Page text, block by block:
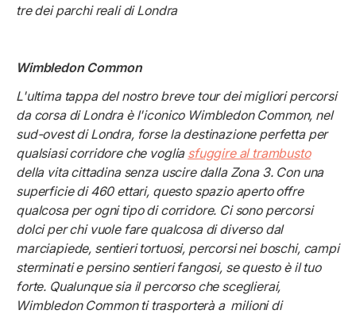
tre dei parchi reali di Londra
Wimbledon Common
L'ultima tappa del nostro breve tour dei migliori percorsi
da corsa di Londra è l'iconico Wimbledon Common, nel
sud-ovest di Londra, forse la destinazione perfetta per
qualsiasi corridore che voglia sfuggire al trambusto
della vita cittadina senza uscire dalla Zona 3. Con una
superficie di 460 ettari, questo spazio aperto offre
qualcosa per ogni tipo di corridore. Ci sono percorsi
dolci per chi vuole fare qualcosa di diverso dal
marciapiede, sentieri tortuosi, percorsi nei boschi, campi
sterminati e persino sentieri fangosi, se questo è il tuo
forte. Qualunque sia il percorso che sceglierai,
Wimbledon Common ti trasporterà a milioni di